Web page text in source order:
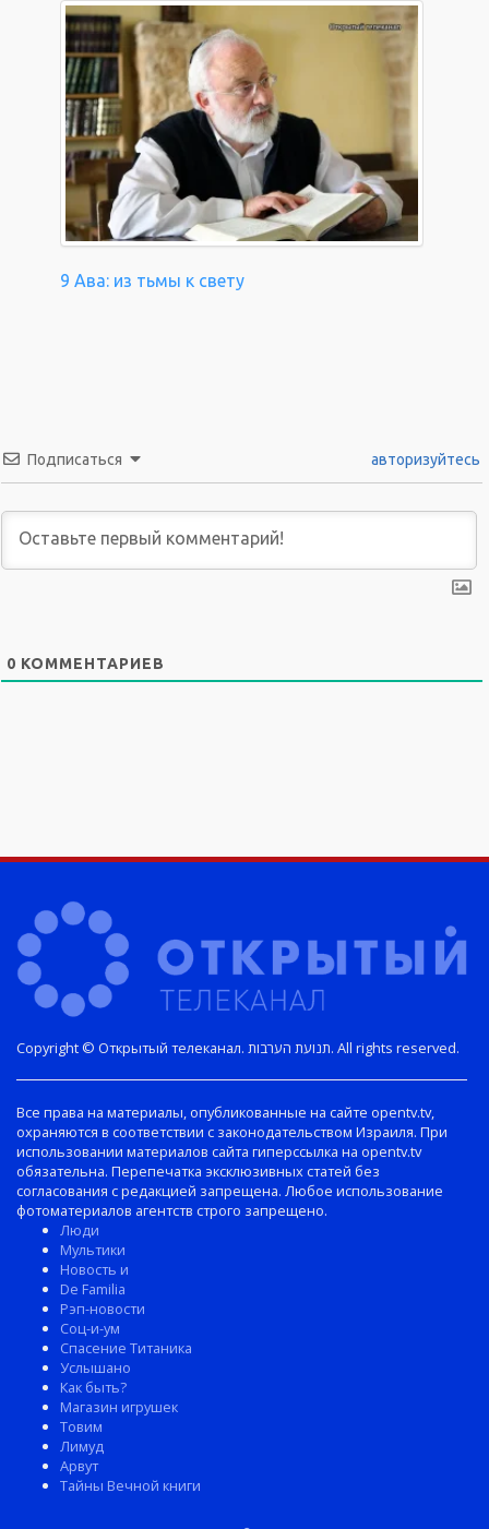
9 Ава: из тьмы к свету
Подписаться авторизуйтесь
0 КОММЕНТАРИЕВ
Copyright © Открытый телеканал. תנועת הערבות. All rights reserved.
Все права на материалы, опубликованные на сайте opentv.tv,
охраняются в соответствии с законодательством Израиля. При
использовании материалов сайта гиперссылка на opentv.tv
обязательна. Перепечатка эксклюзивных статей без
согласования с редакцией запрещена. Любое использование
фотоматериалов агентств строго запрещено.
Люди
Мультики
Новость и
De Familia
Рэп-новости
Соц-и-ум
Спасение Титаника
Услышано
Как быть?
Магазин игрушек
Товим
Лимуд
Арвут
Тайны Вечной книги